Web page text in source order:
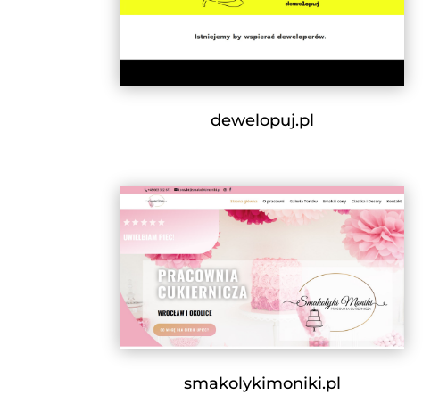
dewelopuj.pl
smakolykimoniki.pl